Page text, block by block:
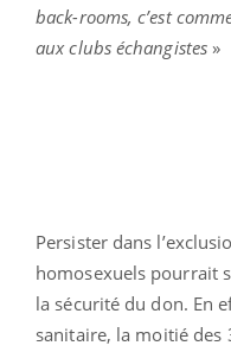
back-rooms, c’est
aux clubs échangistes »
Persister dans
homosexuels pourrait
la sécurité du don. En
sanitaire, la moitié des